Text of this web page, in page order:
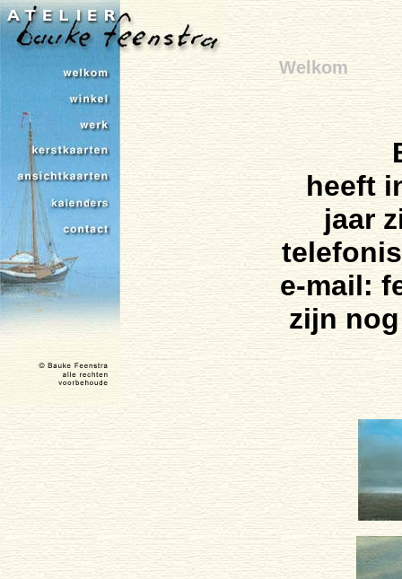
Welkom
heeft
jaar
e-mail:
zijn